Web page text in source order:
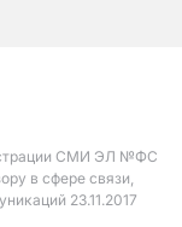
СМИ ЭЛ №ФС
в сфере связи,
23.11.2017